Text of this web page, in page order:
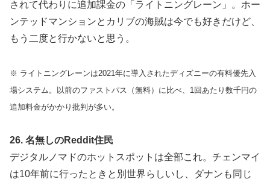
されて代わりに追加課金の「ライトニングレーン」。ホー
ンテッドマンションとカリブの海賊は今でも好きだけど、
もう二度と行かないと思う。
※ ライトニングレーンは2021年に導入されたディズニーの有料優先入
場システム。以前のファストパス（無料）に比べ、1回あたり数千円の
追加料金がかかり批判が多い。
26. 名無しのReddit住民
デジタルノマドのホットスポットは全部これ。チェンマイ
は10年前に行ったときと別世界らしいし、ダナンも同じ